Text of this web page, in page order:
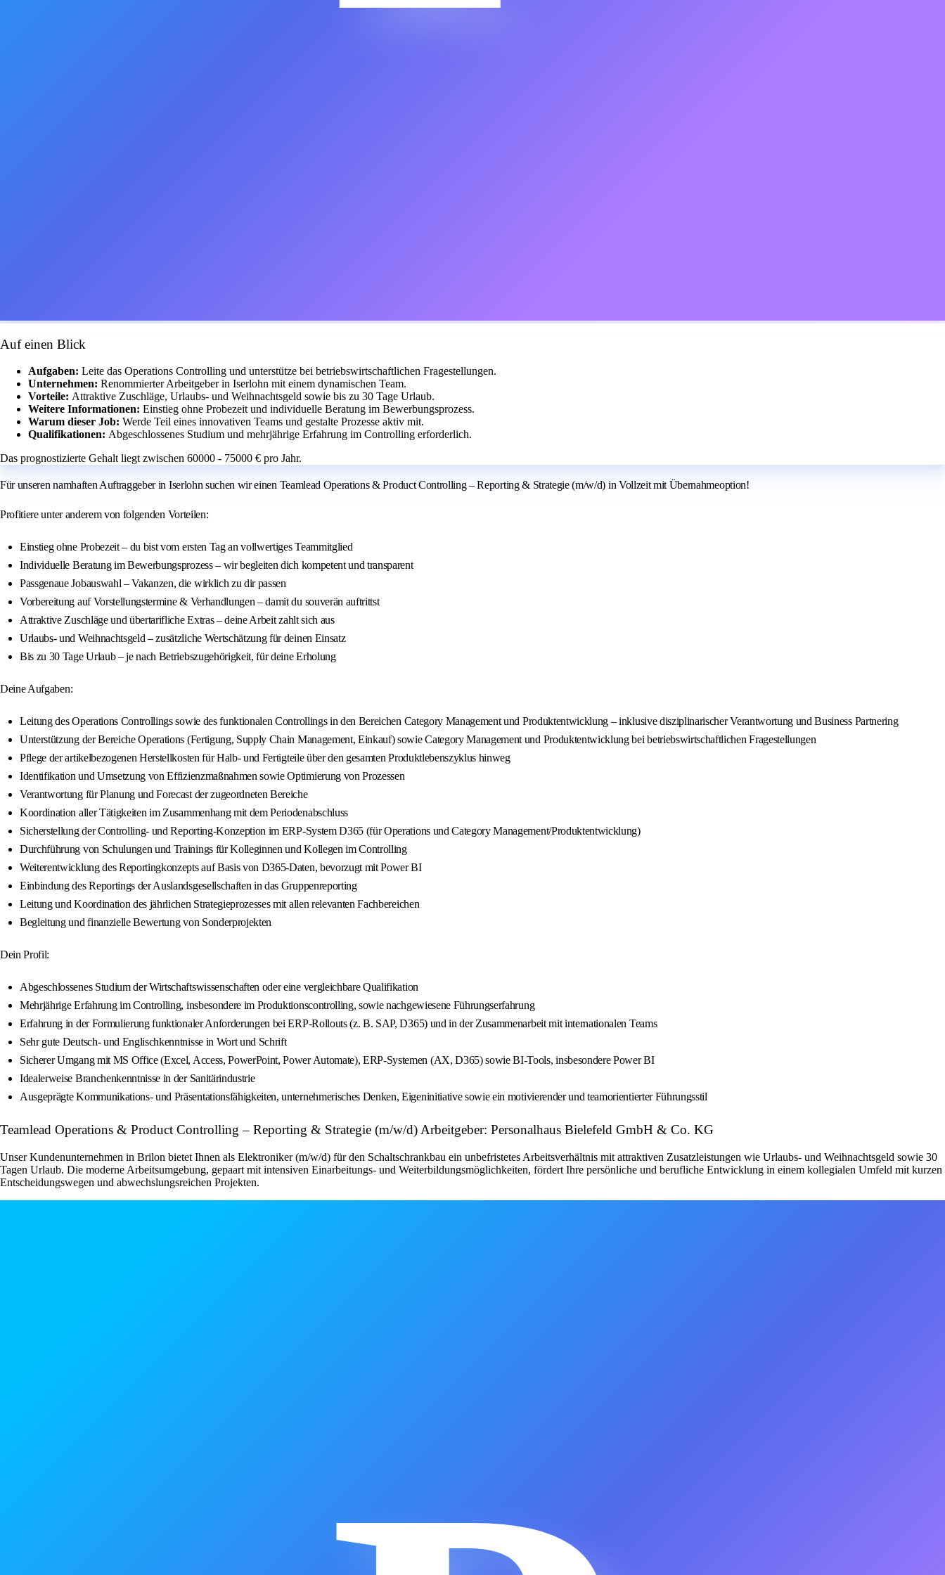
Auf einen Blick
Aufgaben: Leite das Operations Controlling und unterstütze bei betriebswirtschaftlichen Fragestellungen.
Unternehmen: Renommierter Arbeitgeber in Iserlohn mit einem dynamischen Team.
Vorteile: Attraktive Zuschläge, Urlaubs- und Weihnachtsgeld sowie bis zu 30 Tage Urlaub.
Weitere Informationen: Einstieg ohne Probezeit und individuelle Beratung im Bewerbungsprozess.
Warum dieser Job: Werde Teil eines innovativen Teams und gestalte Prozesse aktiv mit.
Qualifikationen: Abgeschlossenes Studium und mehrjährige Erfahrung im Controlling erforderlich.
Das prognostizierte Gehalt liegt zwischen 60000 - 75000 € pro Jahr.
Für unseren namhaften Auftraggeber in Iserlohn suchen wir einen Teamlead Operations & Product Controlling – Reporting & Strategie (m/w/d) in Vollzeit mit Übernahmeoption!
Profitiere unter anderem von folgenden Vorteilen:
Einstieg ohne Probezeit – du bist vom ersten Tag an vollwertiges Teammitglied
Individuelle Beratung im Bewerbungsprozess – wir begleiten dich kompetent und transparent
Passgenaue Jobauswahl – Vakanzen, die wirklich zu dir passen
Vorbereitung auf Vorstellungstermine & Verhandlungen – damit du souverän auftrittst
Attraktive Zuschläge und übertarifliche Extras – deine Arbeit zahlt sich aus
Urlaubs- und Weihnachtsgeld – zusätzliche Wertschätzung für deinen Einsatz
Bis zu 30 Tage Urlaub – je nach Betriebszugehörigkeit, für deine Erholung
Deine Aufgaben:
Leitung des Operations Controllings sowie des funktionalen Controllings in den Bereichen Category Management und Produktentwicklung – inklusive disziplinarischer Verantwortung und Business Partnering
Unterstützung der Bereiche Operations (Fertigung, Supply Chain Management, Einkauf) sowie Category Management und Produktentwicklung bei betriebswirtschaftlichen Fragestellungen
Pflege der artikelbezogenen Herstellkosten für Halb- und Fertigteile über den gesamten Produktlebenszyklus hinweg
Identifikation und Umsetzung von Effizienzmaßnahmen sowie Optimierung von Prozessen
Verantwortung für Planung und Forecast der zugeordneten Bereiche
Koordination aller Tätigkeiten im Zusammenhang mit dem Periodenabschluss
Sicherstellung der Controlling- und Reporting-Konzeption im ERP-System D365 (für Operations und Category Management/Produktentwicklung)
Durchführung von Schulungen und Trainings für Kolleginnen und Kollegen im Controlling
Weiterentwicklung des Reportingkonzepts auf Basis von D365-Daten, bevorzugt mit Power BI
Einbindung des Reportings der Auslandsgesellschaften in das Gruppenreporting
Leitung und Koordination des jährlichen Strategieprozesses mit allen relevanten Fachbereichen
Begleitung und finanzielle Bewertung von Sonderprojekten
Dein Profil:
Abgeschlossenes Studium der Wirtschaftswissenschaften oder eine vergleichbare Qualifikation
Mehrjährige Erfahrung im Controlling, insbesondere im Produktionscontrolling, sowie nachgewiesene Führungserfahrung
Erfahrung in der Formulierung funktionaler Anforderungen bei ERP-Rollouts (z. B. SAP, D365) und in der Zusammenarbeit mit internationalen Teams
Sehr gute Deutsch- und Englischkenntnisse in Wort und Schrift
Sicherer Umgang mit MS Office (Excel, Access, PowerPoint, Power Automate), ERP-Systemen (AX, D365) sowie BI-Tools, insbesondere Power BI
Idealerweise Branchenkenntnisse in der Sanitärindustrie
Ausgeprägte Kommunikations- und Präsentationsfähigkeiten, unternehmerisches Denken, Eigeninitiative sowie ein motivierender und teamorientierter Führungsstil
Teamlead Operations & Product Controlling – Reporting & Strategie (m/w/d) Arbeitgeber: Personalhaus Bielefeld GmbH & Co. KG
Unser Kundenunternehmen in Brilon bietet Ihnen als Elektroniker (m/w/d) für den Schaltschrankbau ein unbefristetes Arbeitsverhältnis mit attraktiven Zusatzleistungen wie Urlaubs- und Weihnachtsgeld sowie 30
Tagen Urlaub. Die moderne Arbeitsumgebung, gepaart mit intensiven Einarbeitungs- und Weiterbildungsmöglichkeiten, fördert Ihre persönliche und berufliche Entwicklung in einem kollegialen Umfeld mit kurzen
Entscheidungswegen und abwechslungsreichen Projekten.